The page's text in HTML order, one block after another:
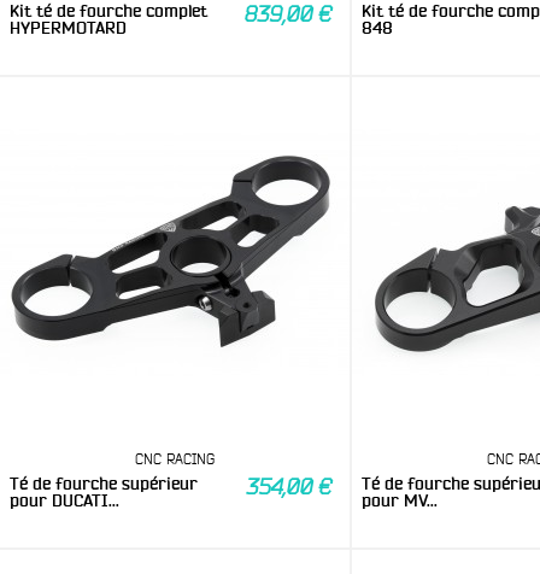
Kit té de fourche complet
HYPERMOTARD
839,00 €
Kit té de fourche
848
CNC RACING
Té de fourche supérieur
pour DUCATI...
354,00 €
CNC
Té de fourche
pour MV...